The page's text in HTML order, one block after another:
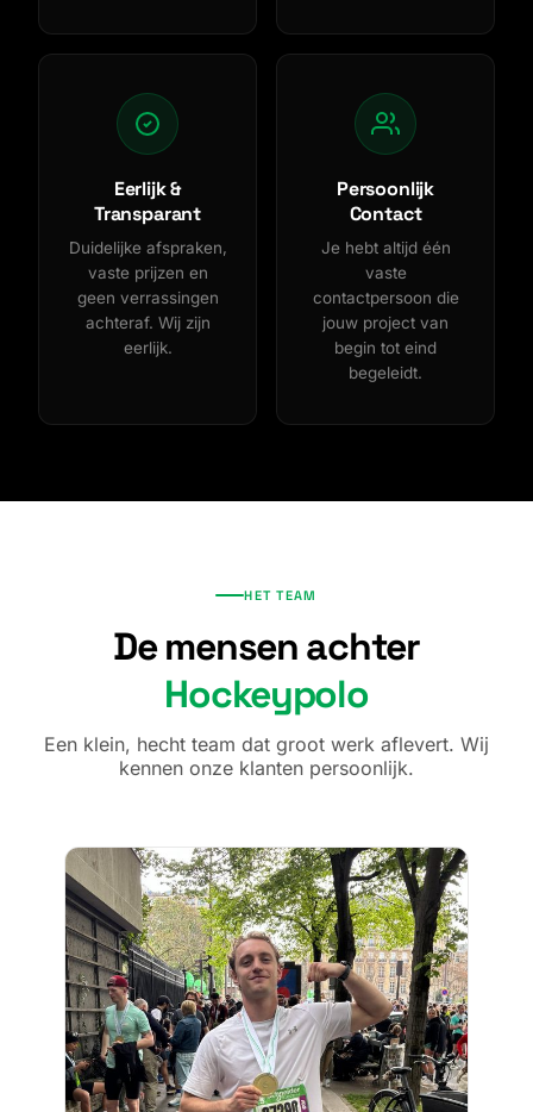
Eerlijk &
Transparant
Duidelijke afspraken,
vaste prijzen en
geen verrassingen
achteraf. Wij zijn
eerlijk.
Persoonlijk
Contact
Je hebt altijd één
vaste
contactpersoon die
jouw project van
begin tot eind
begeleidt.
HET TEAM
De mensen achter
Hockeypolo
Een klein, hecht team dat groot werk aflevert. Wij
kennen onze klanten persoonlijk.